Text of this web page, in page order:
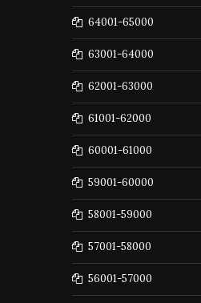
64001-65000
63001-64000
62001-63000
61001-62000
60001-61000
59001-60000
58001-59000
57001-58000
56001-57000